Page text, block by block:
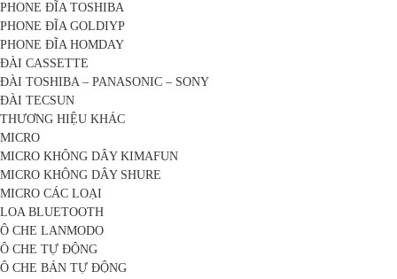
PHONE ĐĨA TOSHIBA
PHONE ĐĨA GOLDIYP
PHONE ĐĨA HOMDAY
ĐÀI CASSETTE
ĐÀI TOSHIBA – PANASONIC – SONY
ĐÀI TECSUN
THƯƠNG HIỆU KHÁC
MICRO
MICRO KHÔNG DÂY KIMAFUN
MICRO KHÔNG DÂY SHURE
MICRO CÁC LOẠI
LOA BLUETOOTH
Ô CHE LANMODO
Ô CHE TỰ ĐỘNG
Ô CHE BÁN TỰ ĐỘNG